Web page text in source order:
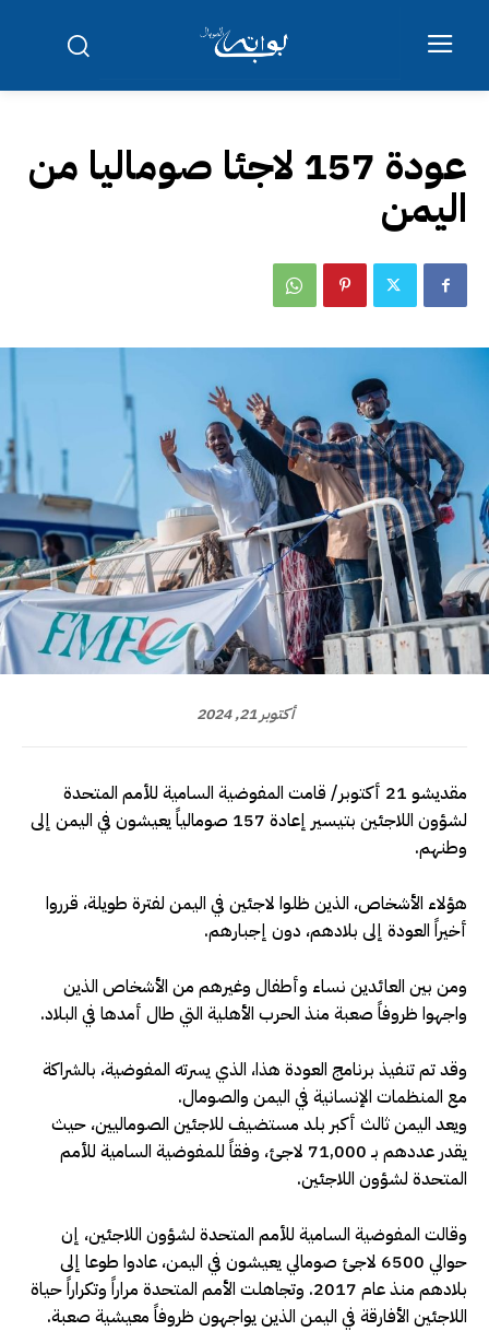
عودة 157 لاجئا صوماليا من
اليمن
أكتوبر 21, 2024
مقديشو 21 أكتوبر/ قامت المفوضية السامية للأمم المتحدة
لشؤون اللاجئين بتيسير إعادة 157 صومالياً يعيشون في اليمن إلى
وطنهم.
هؤلاء الأشخاص، الذين ظلوا لاجئين في اليمن لفترة طويلة، قرروا
أخيراً العودة إلى بلادهم، دون إجبارهم.
ومن بين العائدين نساء وأطفال وغيرهم من الأشخاص الذين
واجهوا ظروفاً صعبة منذ الحرب الأهلية التي طال أمدها في البلاد.
وقد تم تنفيذ برنامج العودة هذا، الذي يسرته المفوضية، بالشراكة
مع المنظمات الإنسانية في اليمن والصومال.
ويعد اليمن ثالث أكبر بلد مستضيف للاجئين الصوماليين، حيث
يقدر عددهم بـ 71,000 لاجئ، وفقاً للمفوضية السامية للأمم
المتحدة لشؤون اللاجئين.
وقالت المفوضية السامية للأمم المتحدة لشؤون اللاجئين، إن
حوالي 6500 لاجئ صومالي يعيشون في اليمن، عادوا طوعا إلى
بلادهم منذ عام 2017. وتجاهلت الأمم المتحدة مراراً وتكراراً حياة
اللاجئين الأفارقة في اليمن الذين يواجهون ظروفاً معيشية صعبة.